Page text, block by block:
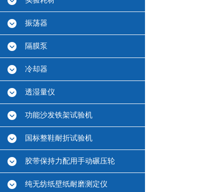
振荡器
隔膜泵
冷却器
透湿量仪
功能沙发铁架试验机
国标整鞋耐折试验机
胶带保持力配用手动碾压轮
纯无纺纸壁纸耐磨测定仪